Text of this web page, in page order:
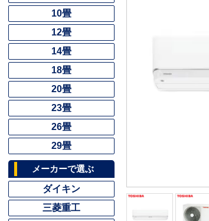
10畳
12畳
14畳
18畳
20畳
23畳
26畳
29畳
メーカーで選ぶ
ダイキン
三菱重工